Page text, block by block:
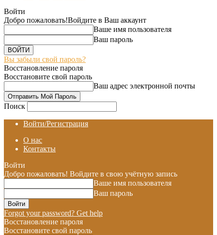
Войти
Добро пожаловать!Войдите в Ваш аккаунт
Ваше имя пользователя
Ваш пароль
Вы забыли свой пароль?
Восстановление пароля
Восстановите свой пароль
Ваш адрес электронной почты
Поиск
Войти/Регистрация
О нас
Контакты
Войти
Добро пожаловать! Войдите в свою учётную запись
Ваше имя пользователя
Ваш пароль
Forgot your password? Get help
Восстановление пароля
Восстановите свой пароль